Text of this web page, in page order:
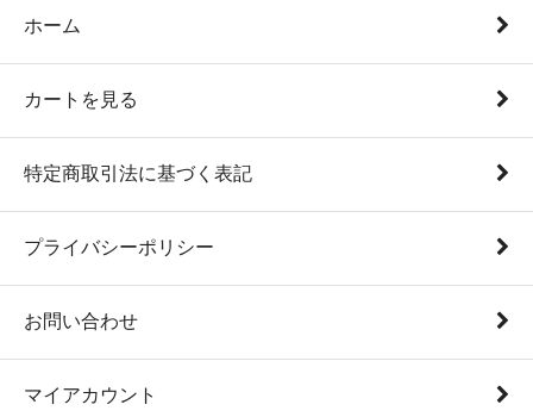
ホーム
カートを見る
特定商取引法に基づく表記
プライバシーポリシー
お問い合わせ
マイアカウント